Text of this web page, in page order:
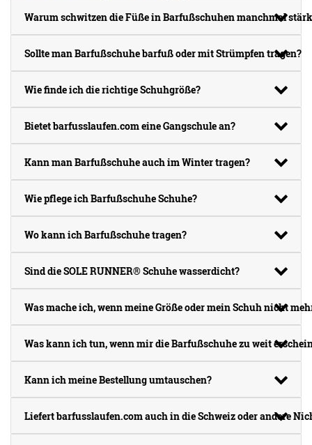
Warum schwitzen die Füße in Barfußschuhen manchmal
Sollte man Barfußschuhe barfuß oder mit Strümpfen tragen?
Wie finde ich die richtige Schuhgröße?
Bietet barfusslaufen.com eine Gangschule an?
Kann man Barfußschuhe auch im Winter tragen?
Wie pflege ich Barfußschuhe Schuhe?
Wo kann ich Barfußschuhe tragen?
Sind die SOLE RUNNER® Schuhe wasserdicht?
Was mache ich, wenn meine Größe oder mein Schuh nicht
Was kann ich tun, wenn mir die Barfußschuhe zu weit
Kann ich meine Bestellung umtauschen?
Liefert barfusslaufen.com auch in die Schweiz oder andere